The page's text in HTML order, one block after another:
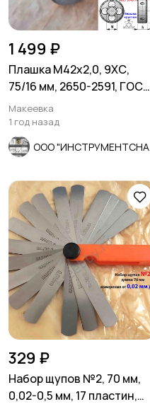
1 499 ₽
Плашка М42х2,0, 9ХС,
75/16 мм, 2650-2591, ГОСТ
7740-71, СССР.
Макеевка
1 год назад
329 ₽
Набор щупов №2, 70 мм,
0,02-0,5 мм, 17 пластин,